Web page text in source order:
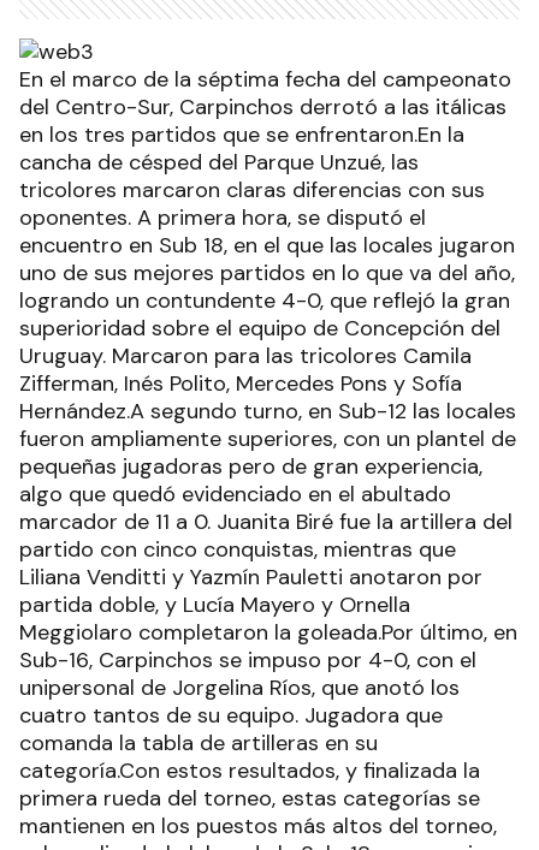
En el marco de la séptima fecha del campeonato
del Centro-Sur, Carpinchos derrotó a las itálicas
en los tres partidos que se enfrentaron.En la
cancha de césped del Parque Unzué, las
tricolores marcaron claras diferencias con sus
oponentes. A primera hora, se disputó el
encuentro en Sub 18, en el que las locales jugaron
uno de sus mejores partidos en lo que va del año,
logrando un contundente 4-0, que reflejó la gran
superioridad sobre el equipo de Concepción del
Uruguay. Marcaron para las tricolores Camila
Zifferman, Inés Polito, Mercedes Pons y Sofía
Hernández.A segundo turno, en Sub-12 las locales
fueron ampliamente superiores, con un plantel de
pequeñas jugadoras pero de gran experiencia,
algo que quedó evidenciado en el abultado
marcador de 11 a 0. Juanita Biré fue la artillera del
partido con cinco conquistas, mientras que
Liliana Venditti y Yazmín Pauletti anotaron por
partida doble, y Lucía Mayero y Ornella
Meggiolaro completaron la goleada.Por último, en
Sub-16, Carpinchos se impuso por 4-0, con el
unipersonal de Jorgelina Ríos, que anotó los
cuatro tantos de su equipo. Jugadora que
comanda la tabla de artilleras en su
categoría.Con estos resultados, y finalizada la
primera rueda del torneo, estas categorías se
mantienen en los puestos más altos del torneo,